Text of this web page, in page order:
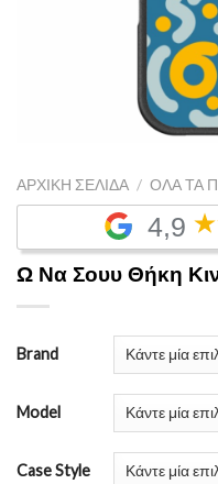
ΑΡΧΙΚΉ ΣΕΛΊΔΑ / ΌΛΑ ΤΑ
4,9
Ω Να Σουυ Θήκη
Brand
Model
Case Style